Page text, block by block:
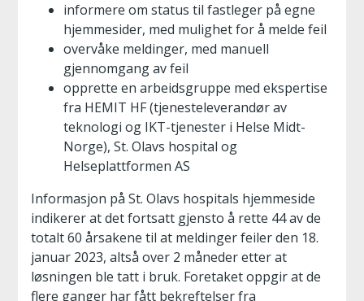
informere om status til fastleger på egne
hjemmesider, med mulighet for å melde feil
overvåke meldinger, med manuell
gjennomgang av feil
opprette en arbeidsgruppe med ekspertise
fra HEMIT HF (tjenesteleverandør av
teknologi og IKT-tjenester i Helse Midt-
Norge), St. Olavs hospital og
Helseplattformen AS
Informasjon på St. Olavs hospitals hjemmeside
indikerer at det fortsatt gjensto å rette 44 av de
totalt 60 årsakene til at meldinger feiler den 18.
januar 2023, altså over 2 måneder etter at
løsningen ble tatt i bruk. Foretaket oppgir at de
flere ganger har fått bekreftelser fra